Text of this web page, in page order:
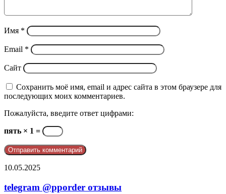
Имя *
Email *
Сайт
Сохранить моё имя, email и адрес сайта в этом браузере для
последующих моих комментариев.
Пожалуйста, введите ответ цифрами:
пять × 1 =
telegram
отзывы
10.05.2025
telegram @pporder отзывы